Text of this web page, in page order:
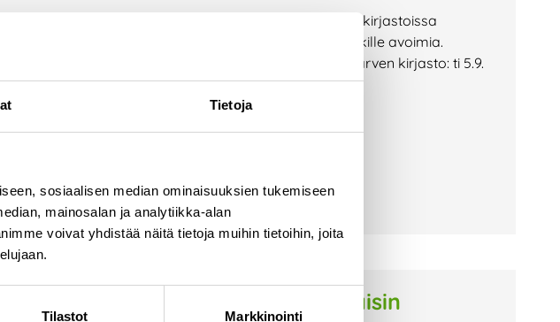
Tietoja
sosiaalisen median ominaisuuksien tukemiseen
mainosalan ja analytiikka-alan
voivat yhdistää näitä tietoja muihin tietoihin, joita
Tilastot Markkinointi
Suvi Kontio kiertää syksyn aikana omistajakuntiemme kirjastoissa
Tilaisuudet ovat maksuttomia ja kaikille avoimia.
paikkakunnat Pyhäjoen kirjasto: ke 30.8. klo 18 Pyhäjärven kirjasto: ti 5.9.
auki lokakuussa lauantaisin